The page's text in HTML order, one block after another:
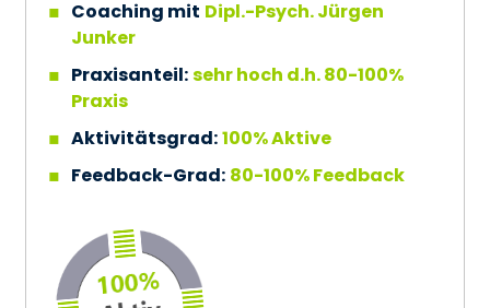
Coaching mit Dipl.-Psych. Jürgen
Junker
Praxisanteil:sehr hoch d.h. 80-100%
Praxis
Aktivitätsgrad:100% Aktive
Feedback-Grad: 80-100% Feedback